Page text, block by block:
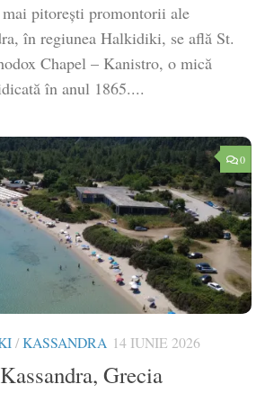
pitorești promontorii ale
în regiunea Halkidiki, se află St.
Chapel – Kanistro, o mică
în anul 1865....
0
/KASSANDRA 14 IUNIE 2026
Grecia